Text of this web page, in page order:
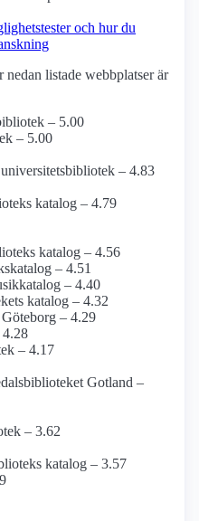
och hur du
listade webbplatser är
– 5.00
– 5.00
– 4.83
katalog – 4.79
katalog – 4.56
– 4.51
– 4.40
katalog – 4.32
– 4.29
– 4.17
Gotland –
– 3.62
katalog – 3.57